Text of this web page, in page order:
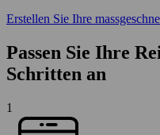
Erstellen Sie Ihre
Passen Sie Ihre
Schritten an
1